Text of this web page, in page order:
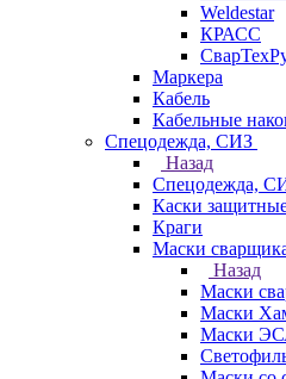
Weldestar
КРАСС
Маркера
Кабель
Кабельные
Спецодежда, СИЗ
Назад
Спецодежда,
Каски
Краги
Маски
Назад
Маски
Маски
Маски